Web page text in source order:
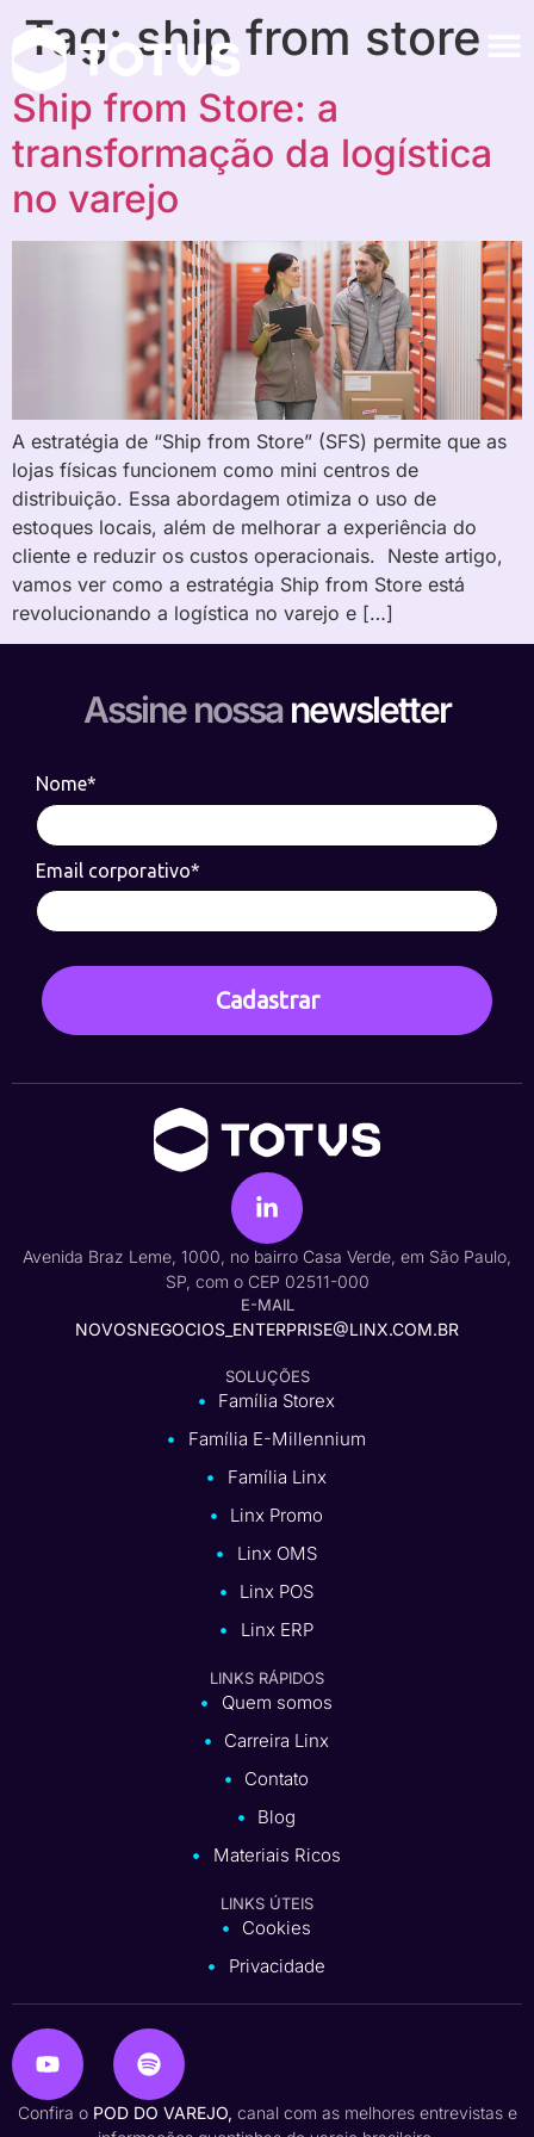
Tag: ship from store
Ship from Store: a
transformação da logística
no varejo
A estratégia de “Ship from Store” (SFS) permite que as
lojas físicas funcionem como mini centros de
distribuição. Essa abordagem otimiza o uso de
estoques locais, além de melhorar a experiência do
cliente e reduzir os custos operacionais. Neste artigo,
vamos ver como a estratégia Ship from Store está
revolucionando a logística no varejo e […]
Assine nossanewsletter
Nome*
Email corporativo*
Cadastrar
Avenida Braz Leme, 1000, no bairro Casa Verde, em São Paulo,
SP, com o CEP 02511-000
E-MAIL
NOVOSNEGOCIOS_ENTERPRISE@LINX.COM.BR
SOLUÇÕES
Família Storex
Família E-Millennium
Família Linx
Linx Promo
Linx OMS
Linx POS
Linx ERP
LINKS RÁPIDOS
Quem somos
Carreira Linx
Contato
Blog
Materiais Ricos
LINKS ÚTEIS
Cookies
Privacidade
Confira o POD DO VAREJO, canal com as melhores entrevistas e